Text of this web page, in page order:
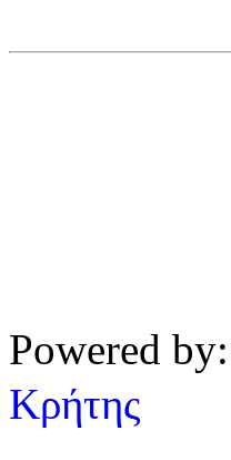
Powered by:
Κρήτης